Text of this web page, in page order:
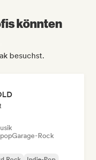
könnten
besuchst.
Garage-Rock